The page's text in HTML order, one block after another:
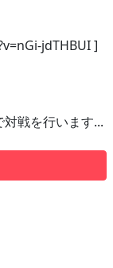
jdTHBUI ]
対戦を行います...